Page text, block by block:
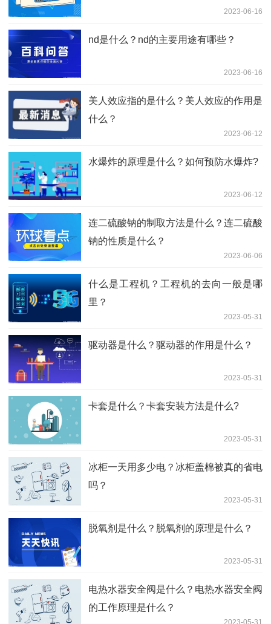
2023-06-16
nd是什么？nd的主要用途有哪些？
2023-06-16
美人效应指的是什么？美人效应的作用是
什么？
2023-06-12
水爆炸的原理是什么？如何预防水爆炸?
2023-06-12
连二硫酸钠的制取方法是什么？连二硫酸
钠的性质是什么？
2023-06-06
什么是工程机？工程机的去向一般是哪
里？
2023-05-31
驱动器是什么？驱动器的作用是什么？
2023-05-31
卡套是什么？卡套安装方法是什么?
2023-05-31
冰柜一天用多少电？冰柜盖棉被真的省电
吗？
2023-05-31
脱氧剂是什么？脱氧剂的原理是什么？
2023-05-31
电热水器安全阀是什么？电热水器安全阀
的工作原理是什么？
2023-05-31